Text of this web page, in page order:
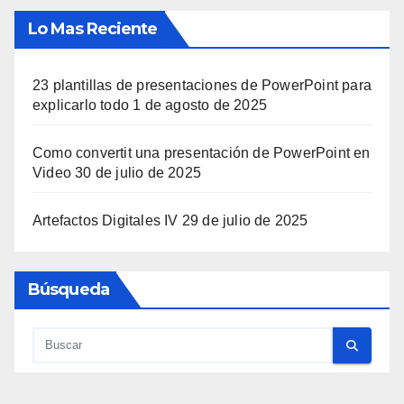
Lo Mas Reciente
23 plantillas de presentaciones de PowerPoint para
explicarlo todo 1 de agosto de 2025
Como convertit una presentación de PowerPoint en
Video 30 de julio de 2025
Artefactos Digitales IV 29 de julio de 2025
Búsqueda